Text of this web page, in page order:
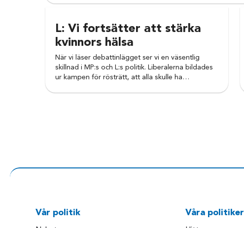
L: Vi fortsätter att stärka
kvinnors hälsa
När vi läser debattinlägget ser vi en väsentlig
skillnad i MP:s och L:s politik. Liberalerna bildades
ur kampen för rösträtt, att alla skulle ha…
Vår politik Våra politiker